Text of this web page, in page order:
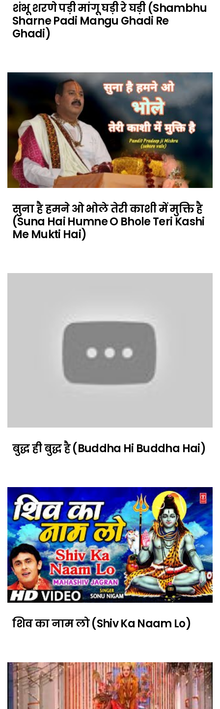
शंभू शरणे पड़ी मांगू घड़ी रे घड़ी (Shambhu
Sharne Padi Mangu Ghadi Re
Ghadi)
सुना है हमने ओ भोले तेरी काशी में मुक्ति है
(Suna Hai Humne O Bhole Teri Kashi
Me Mukti Hai)
बुद्ध ही बुद्ध है (Buddha Hi Buddha Hai)
शिव का नाम लो (Shiv Ka Naam Lo)